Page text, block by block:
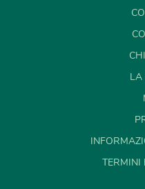
LA
TERMINI